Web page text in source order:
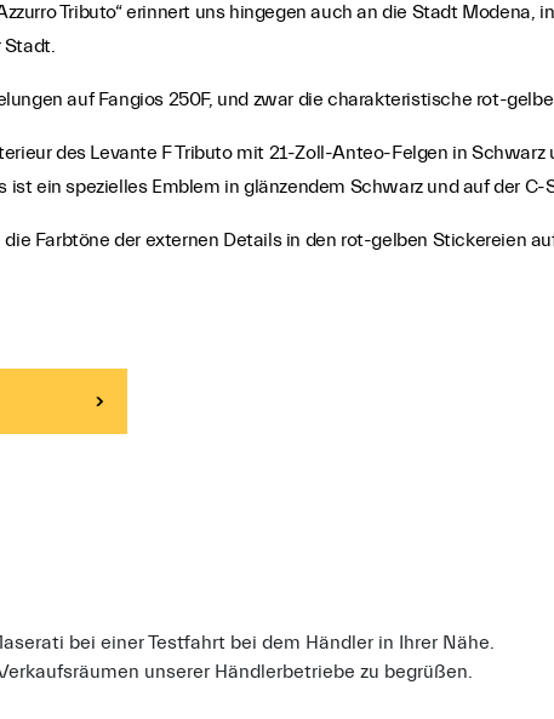
Tributo“ erinnert uns hingegen auch an die Stadt
Stadt.
auf Fangios 250F, und zwar die charakteristische rot-
des Levante F Tributo mit 21-Zoll-Anteo-Felgen in
ein spezielles Emblem in glänzendem Schwarz und auf der C-
Farbtöne der externen Details in den rot-gelben Stickereien
bei einer Testfahrt bei dem Händler in Ihrer Nähe.
unserer Händlerbetriebe zu begrüßen.